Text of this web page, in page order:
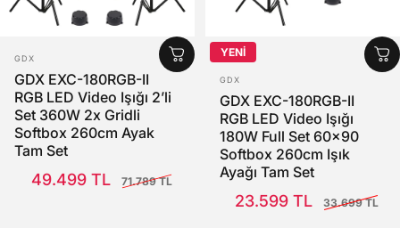
SATICI:
GDX
GDX EXC-180RGB-II
RGB LED Video Işığı 2’li
Set 360W 2x Gridli
Softbox 260cm Ayak
Tam Set
49.499 TL
71.789 TL
YENİ
SATICI:
GDX
GDX EXC-180RGB-II
RGB LED Video Işığı
180W Full Set 60x90
Softbox 260cm Işık
Ayağı Tam Set
23.599 TL
33.699 TL